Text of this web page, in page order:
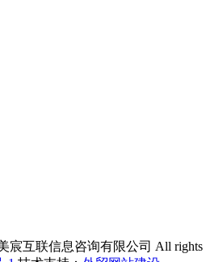
宸互联信息咨询有限公司 All rights